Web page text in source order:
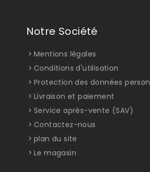
Notre Société
Mentions légales
Conditions d'utilisation
Protection des données
Livraison et paiement
Service après-vente (SAV)
Contactez-nous
plan du site
Le magasin